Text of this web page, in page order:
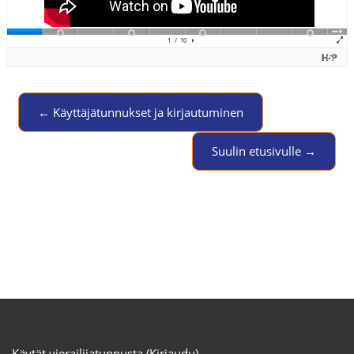
← Käyttäjätunnukset ja kirjautuminen
Suulin etusivulle →